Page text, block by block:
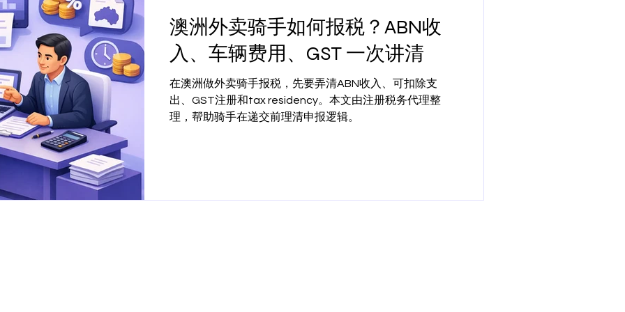
澳洲外卖骑手如何报税？ABN收
入、车辆费用、GST 一次讲清
在澳洲做外卖骑手报税，先要弄清ABN收入、可扣除支
出、GST注册和tax residency。本文由注册税务代理整
理，帮助骑手在递交前理清申报逻辑。